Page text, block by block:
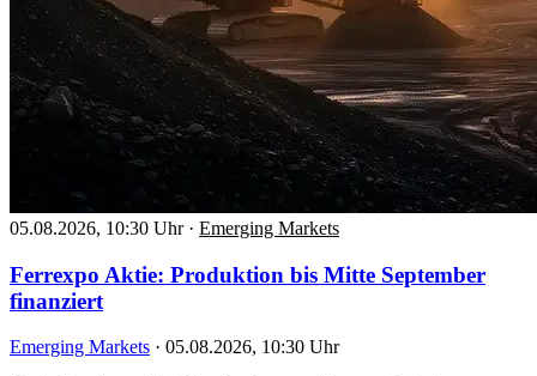
05.08.2026, 10:30 Uhr · Emerging Markets
Ferrexpo Aktie: Produktion bis Mitte September
finanziert
Emerging Markets · 05.08.2026, 10:30 Uhr